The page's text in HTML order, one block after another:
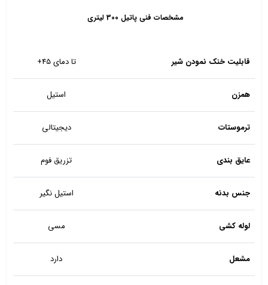
مشخصات فنی پاتیل 300 لیتری
قابلیت خنک نمودن شیر تا دمای 45+
همزن استیل
ترموستات دیجیتالی
عایق بندی تزریق فوم
جنس بدنه استیل نگیر
لوله کشی مسی
مشعل دارد